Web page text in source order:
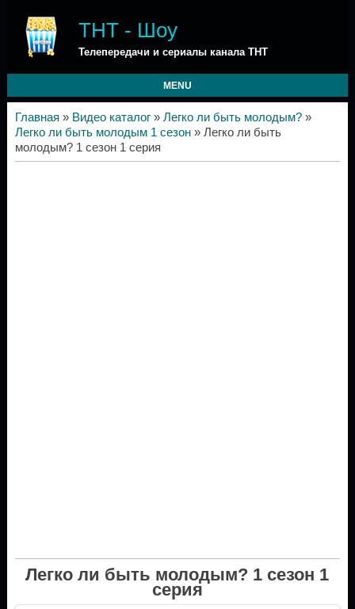
ТНТ - Шоу
Телепередачи и сериалы канала ТНТ
MENU
Главная » Видео каталог» Легко ли быть молодым?»
Легко ли быть молодым 1 сезон» Легко ли быть
молодым? 1 сезон 1 серия
Легко ли быть молодым? 1 сезон 1
серия